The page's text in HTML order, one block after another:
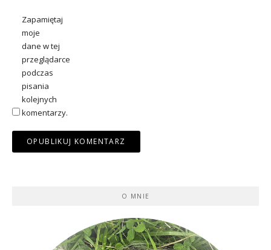
Zapamiętaj
moje
dane w tej
przeglądarce
podczas
pisania
kolejnych
komentarzy.
O MNIE